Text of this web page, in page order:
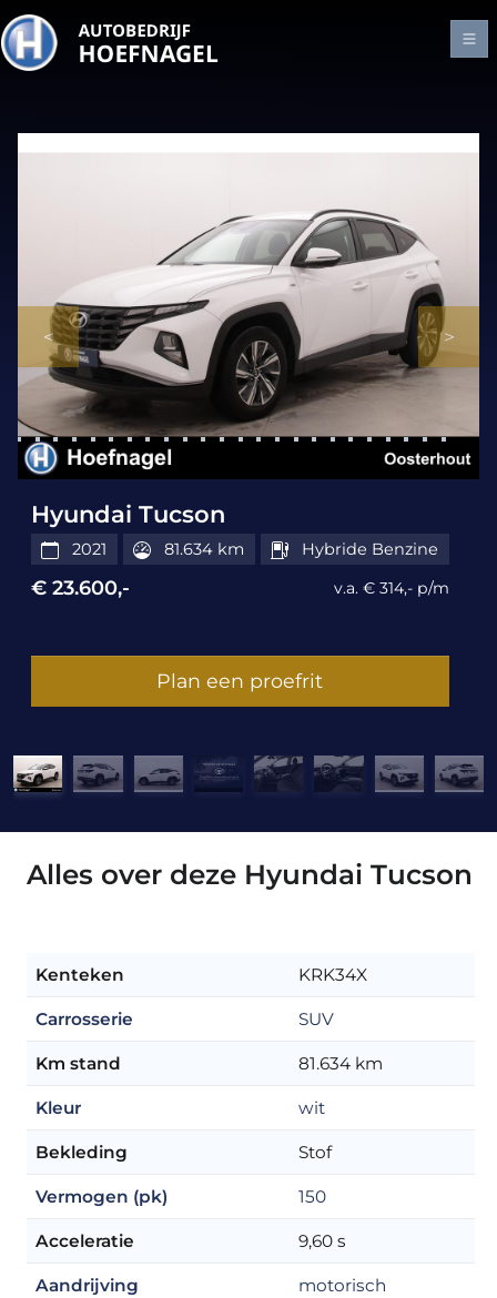
Hyundai Tucson
2021 81.634 km Hybride Benzine
€ 23.600,- v.a. € 314,- p/m
Plan een proefrit
Alles over deze Hyundai Tucson
Kenteken KRK34X
Carrosserie SUV
Km stand 81.634 km
Kleur wit
Bekleding Stof
Vermogen (pk) 150
Acceleratie 9,60 s
Aandrijving motorisch